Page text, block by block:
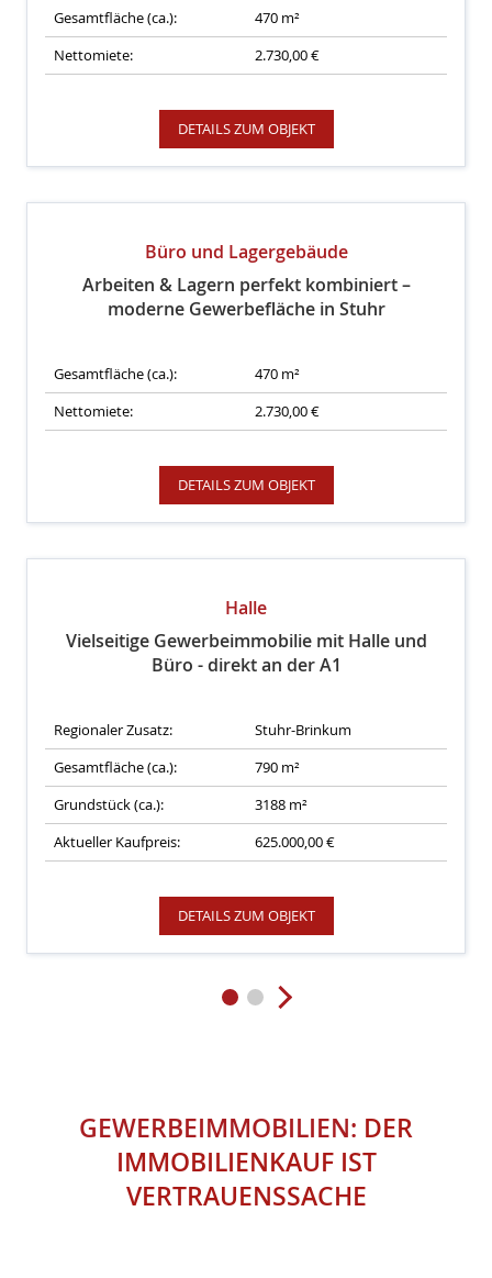
Gesamtfläche (ca.):
470 m²
Nettomiete:
2.730,00 €
DETAILS ZUM OBJEKT
Büro und Lagergebäude
Arbeiten & Lagern perfekt kombiniert –
moderne Gewerbefläche in Stuhr
Gesamtfläche (ca.):
470 m²
Nettomiete:
2.730,00 €
DETAILS ZUM OBJEKT
Halle
Vielseitige Gewerbeimmobilie mit Halle und
Büro - direkt an der A1
Regionaler Zusatz:
Stuhr-Brinkum
Gesamtfläche (ca.):
790 m²
Grundstück (ca.):
3188 m²
Aktueller Kaufpreis:
625.000,00 €
DETAILS ZUM OBJEKT
GEWERBEIMMOBILIEN: DER
IMMOBILIENKAUF IST
VERTRAUENSSACHE